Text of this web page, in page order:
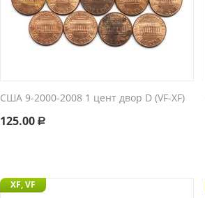
США 9-2000-2008 1 цент двор D (VF-XF)
125.00 Р
XF, VF